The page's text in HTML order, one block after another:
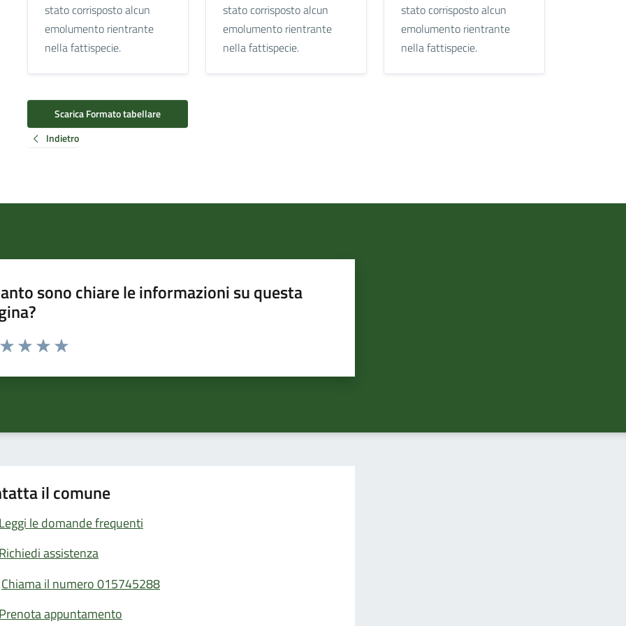
stato corrisposto alcun
emolumento rientrante
nella fattispecie.
stato corrisposto alcun
emolumento rientrante
nella fattispecie.
stato corrisposto alcun
emolumento rientrante
nella fattispecie.
Scarica Formato tabellare
Indietro
sono chiare le informazioni su questa
da 1 a 5 stelle la pagina
il comune
Leggi le domande frequenti
Richiedi assistenza
Chiama il numero 015745288
Prenota appuntamento